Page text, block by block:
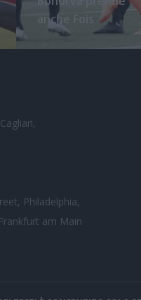
anche Fois
Philadelphia,
am Main